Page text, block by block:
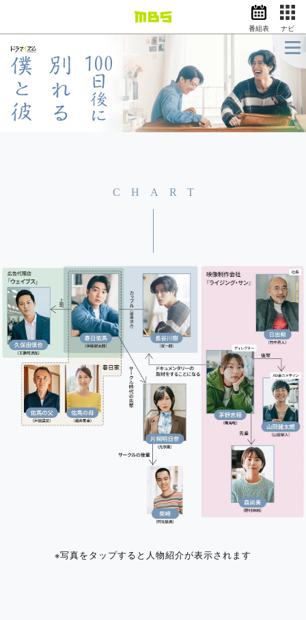
情報・報道
バラエティ
ドラマ
アニメ
スポーツ
EN 検索
番組表 ナビ
CHART
※写真をタップすると 人物紹介が表示されます